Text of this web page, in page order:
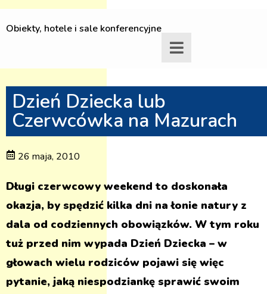
Obiekty, hotele i sale konferencyjne
Dzień Dziecka lub
Czerwcówka na Mazurach
26 maja, 2010
Długi czerwcowy weekend to doskonała
okazja, by spędzić kilka dni na łonie natury z
dala od codziennych obowiązków. W tym roku
tuż przed nim wypada Dzień Dziecka – w
głowach wielu rodziców pojawi się więc
pytanie, jaką niespodziankę sprawić swoim